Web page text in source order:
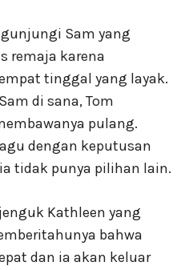
Sam yang
remaja karena
tinggal yang layak.
di sana, Tom
pulang.
dengan keputusan
tidak punya pilihan lain.
Kathleen yang
bahwa
dan ia akan keluar